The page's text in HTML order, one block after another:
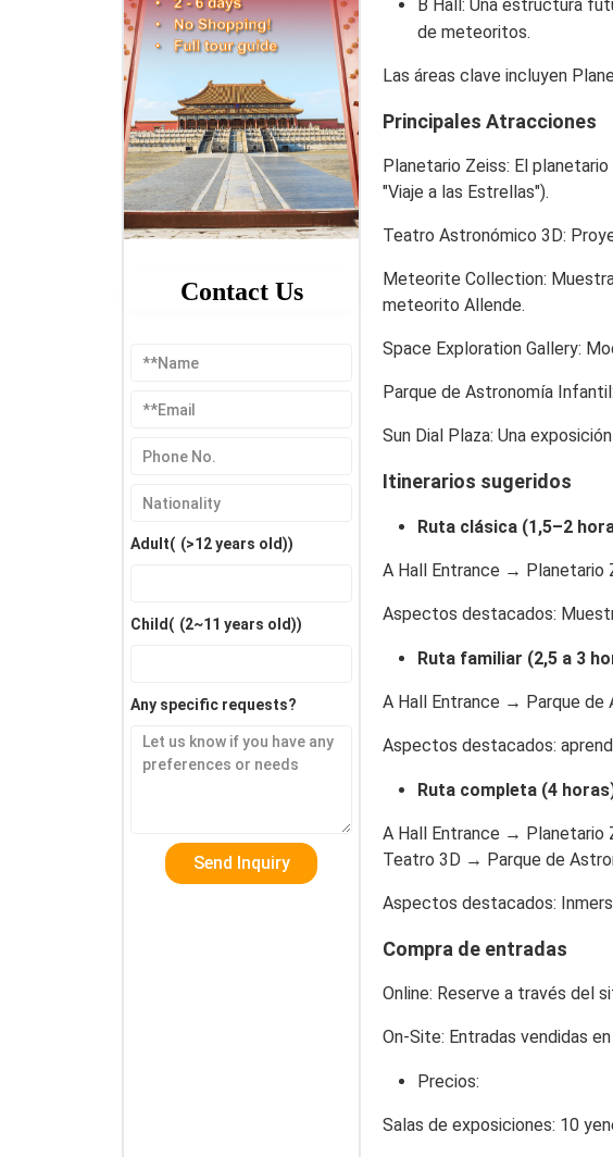
B Hall: Una estructura
de meteoritos.
Las áreas clave incluyen
Principales Atracciones
Planetario Zeiss: El
"Viaje a las Estrellas").
Teatro Astronómico 3D:
Meteorite Collection:
meteorito Allende.
Space Exploration Gallery:
Parque de Astronomía Infantil
Sun Dial Plaza: Una
Itinerarios sugeridos
Ruta clásica (1,5–2
A Hall Entrance → Planetario
Aspectos destacados:
Ruta familiar (2,5 a 3
A Hall Entrance → Parque
Aspectos destacados:
Ruta completa (4
A Hall Entrance →
Teatro 3D → Parque de
Aspectos destacados:
Compra de entradas
Online: Reserve a través del
On-Site: Entradas vendidas
Precios:
Salas de exposiciones: 10
Contact Us
Adult( (>12 years old))
Child( (2~11 years old))
Any specific requests?